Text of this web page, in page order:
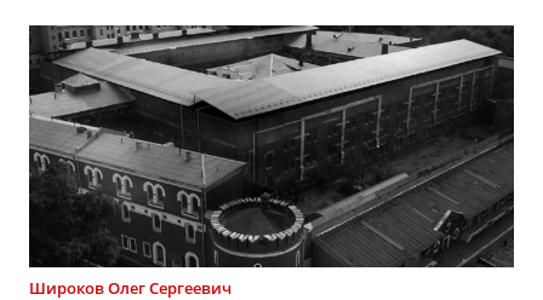
ШироковОлег Сергеевич